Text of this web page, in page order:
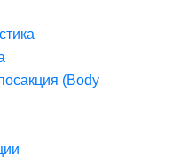
(Body